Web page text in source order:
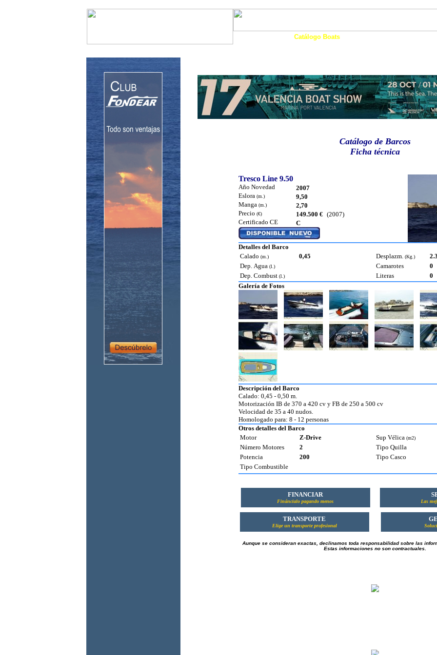
Catálogo Boats
Catálogo de Barcos
Ficha técnica
Tresco Line 9.50
Año Novedad
2007
Eslora (m.)
9,50
Manga (m.)
2,70
Precio (€) 149.500 € (2007)
Certificado CE
C
Detalles del Barco
Calado (m.)
0,45
Dep. Agua (l.)
Dep. Combust (l.)
Desplazm. (Kg.)
Camarotes
0
Literas
0
Galería de Fotos
Descripción del Barco
Calado: 0,45 - 0,50 m.
Motorización IB de 370 a 420 cv y FB de 250 a 500 cv
Velocidad de 35 a 40 nudos.
Homologado para: 8 - 12 personas
Otros detalles del Barco
Motor
Z-Drive
Número Motores
2
Potencia
200
Tipo Combustible
Sup Vélica (m2)
Tipo Quilla
Tipo Casco
FINANCIAR
Fináncialo pagando menos Las
TRANSPORTE
Elige un transporte profesional
Aunque se consideran exactas, declinamos toda responsabilidad sobre las
Estas informaciones no son contractuales.